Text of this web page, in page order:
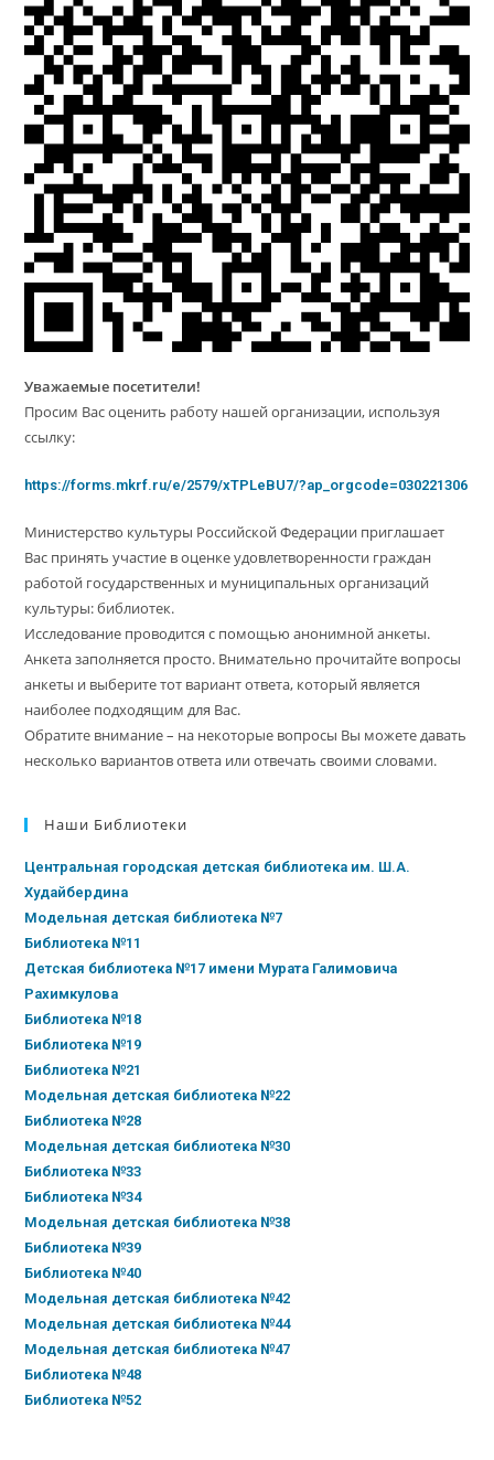
Уважаемые посетители!
Просим Вас оценить работу нашей организации, используя
ссылку:
https://forms.mkrf.ru/e/2579/xTPLeBU7/?ap_orgcode=030221306
Министерство культуры Российской Федерации приглашает
Вас принять участие в оценке удовлетворенности граждан
работой государственных и муниципальных организаций
культуры: библиотек.
Исследование проводится с помощью анонимной анкеты.
Анкета заполняется просто. Внимательно прочитайте вопросы
анкеты и выберите тот вариант ответа, который является
наиболее подходящим для Вас.
Обратите внимание – на некоторые вопросы Вы можете давать
несколько вариантов ответа или отвечать своими словами.
Наши Библиотеки
Центральная городская детская библиотека им. Ш.А.
Худайбердина
Модельная детская библиотека №7
Библиотека №11
Детская библиотека №17 имени Мурата Галимовича
Рахимкулова
Библиотека №18
Библиотека №19
Библиотека №21
Модельная детская библиотека №22
Библиотека №28
Модельная детская библиотека №30
Библиотека №33
Библиотека №34
Модельная детская библиотека №38
Библиотека №39
Библиотека №40
Модельная детская библиотека №42
Модельная детская библиотека №44
Модельная детская библиотека №47
Библиотека №48
Библиотека №52